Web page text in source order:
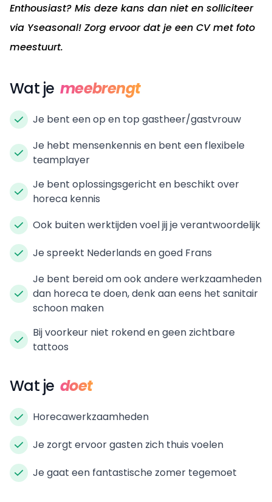
Enthousiast? Mis deze kans dan niet en solliciteer
via Yseasonal! Zorg ervoor dat je een CV met foto
meestuurt.
Wat je meebrengt
Je bent een op en top gastheer/gastvrouw
Je hebt mensenkennis en bent een flexibele
teamplayer
Je bent oplossingsgericht en beschikt over
horeca kennis
Ook buiten werktijden voel jij je verantwoordelijk
Je spreekt Nederlands en goed Frans
Je bent bereid om ook andere werkzaamheden
dan horeca te doen, denk aan eens het sanitair
schoon maken
Bij voorkeur niet rokend en geen zichtbare
tattoos
Wat je doet
Horecawerkzaamheden
Je zorgt ervoor gasten zich thuis voelen
Je gaat een fantastische zomer tegemoet